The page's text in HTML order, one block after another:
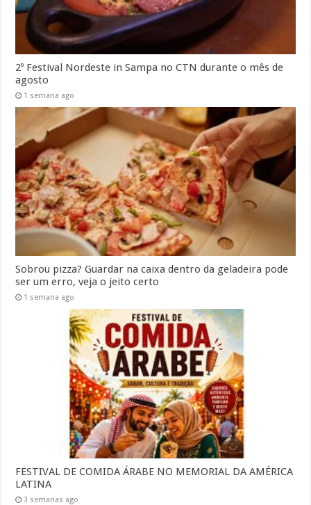
2º Festival Nordeste in Sampa no CTN durante o mês de
agosto
1 semana ago
Sobrou pizza? Guardar na caixa dentro da geladeira pode
ser um erro, veja o jeito certo
1 semana ago
FESTIVAL DE COMIDA ÁRABE NO MEMORIAL DA AMÉRICA
LATINA
3 semanas ago